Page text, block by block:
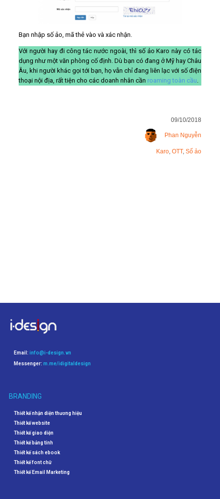
Bạn nhập số ảo, mã thẻ vào và xác nhận.
Với người hay đi công tác nước ngoài, thì số ảo Karo này có tác
dụng như một văn phòng cố định. Dù bạn có đang ở Mỹ hay Châu
Âu, khi người khác gọi tới bạn, họ vẫn chỉ đang liên lạc với số điện
thoại nội địa, rất tiện cho các doanh nhân cần roaming toàn cầu.
09/10/2018
Phan Nguyễn
Karo,OTT,Số ảo
Email: info@i-design.vn
Messenger: m.me/idigitaldesign
BRANDING
Thiết kế nhận diện thương hiệu
Thiết kế website
Thiết kế giao diện
Thiết kế bảng tính
Thiết kế sách ebook
Thiết kế font chữ
Thiết kế Email Marketing